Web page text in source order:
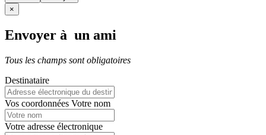
×
Envoyer à un ami
Tous les champs sont obligatoires
Destinataire
Vos coordonnées Votre nom
Votre adresse électronique